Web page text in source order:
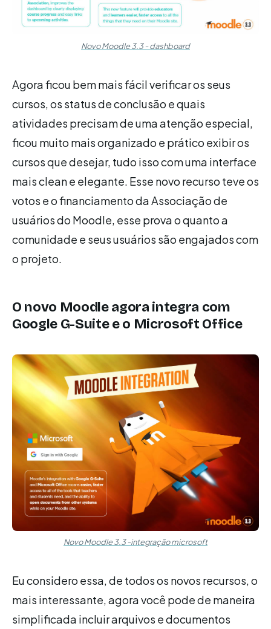
Novo Moodle 3.3 - dashboard
Agora ficou bem mais fácil verificar os seus
cursos, os status de conclusão e quais
atividades precisam de uma atenção especial,
ficou muito mais organizado e prático exibir os
cursos que desejar, tudo isso com uma interface
mais clean e elegante. Esse novo recurso teve os
votos e o financiamento da Associação de
usuários do Moodle, esse prova o quanto a
comunidade e seus usuários são engajados com
o projeto.
O novo Moodle agora integra com
Google G-Suite e o Microsoft Office
Novo Moodle 3.3 -integração microsoft
Eu considero essa, de todos os novos recursos, o
mais interessante, agora você pode de maneira
simplificada incluir arquivos e documentos